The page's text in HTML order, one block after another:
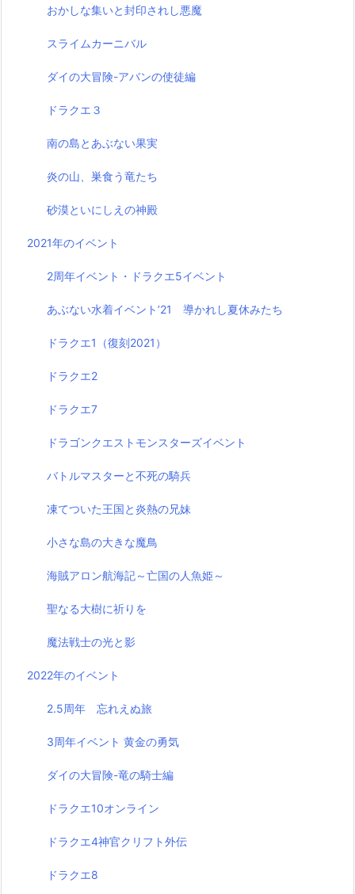
おかしな集いと封印されし悪魔
スライムカーニバル
ダイの大冒険-アバンの使徒編
ドラクエ３
南の島とあぶない果実
炎の山、巣食う竜たち
砂漠といにしえの神殿
2021年のイベント
2周年イベント・ドラクエ5イベント
あぶない水着イベント’21 導かれし夏休みたち
ドラクエ1（復刻2021）
ドラクエ2
ドラクエ7
ドラゴンクエストモンスターズイベント
バトルマスターと不死の騎兵
凍てついた王国と炎熱の兄妹
小さな島の大きな魔鳥
海賊アロン航海記～亡国の人魚姫～
聖なる大樹に祈りを
魔法戦士の光と影
2022年のイベント
2.5周年 忘れえぬ旅
3周年イベント 黄金の勇気
ダイの大冒険-竜の騎士編
ドラクエ10オンライン
ドラクエ4神官クリフト外伝
ドラクエ8